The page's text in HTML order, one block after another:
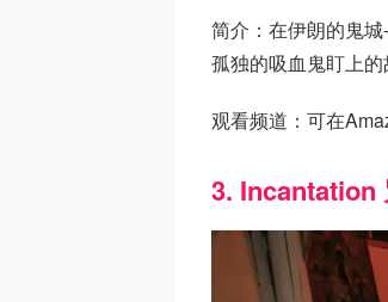
简介：在伊朗的鬼
孤独的吸血鬼盯上的
观看频道：可在
3. Incantation